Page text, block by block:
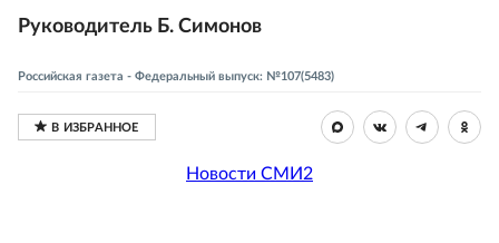
Руководитель Б. Симонов
Российская газета - Федеральный выпуск: №107(5483)
Новости СМИ2